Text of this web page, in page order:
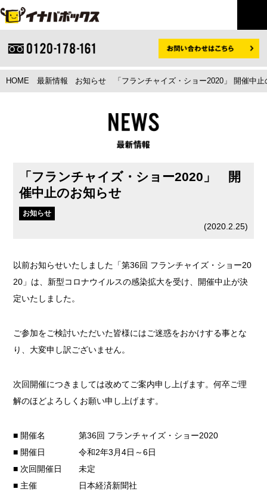
HOME 最新情報 お知らせ 「フランチャイズ・ショー2020」 開催中
「フランチャイズ・ショー2020」 開
催中止のお知らせ
お知らせ
(2020.2.25)
以前お知らせいたしました「第36回 フランチャイズ・ショー20
20」は、新型コロナウイルスの感染拡大を受け、開催中止が決
定いたしました。
ご参加をご検討いただいた皆様にはご迷惑をおかけする事とな
り、大変申し訳ございません。
次回開催につきましては改めてご案内申し上げます。何卒ご理
解のほどよろしくお願い申し上げます。
■ 開催名 第36回 フランチャイズ・ショー2020
■ 開催日 令和2年3月4日～6日
■ 次回開催日 未定
■ 主催 日本経済新聞社